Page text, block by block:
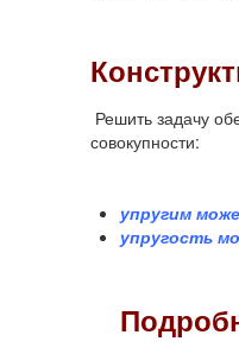
Решить задачу
совокупности:
упругим
упругость